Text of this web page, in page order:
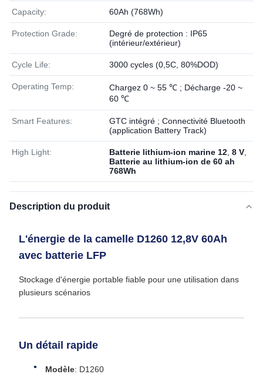
Capacity: 60Ah (768Wh)
Protection Grade:
Degré de protection : IP65
(intérieur/extérieur)
Cycle Life: 3000 cycles (0,5C, 80%DOD)
Operating Temp:
Chargez 0 ~ 55 ℃ ; Décharge -20 ~
60 ℃
Smart Features:
GTC intégré ; Connectivité Bluetooth
(application Battery Track)
High Light: Batterie lithium-ion marine 12 8 V
Batterie au lithium-ion de 60 ah
768Wh
Description du produit
L'énergie de la camelle D1260 12,8V 60Ah
avec batterie LFP
Stockage d'énergie portable fiable pour une utilisation dans
plusieurs scénarios
Un détail rapide
Modèle: D1260